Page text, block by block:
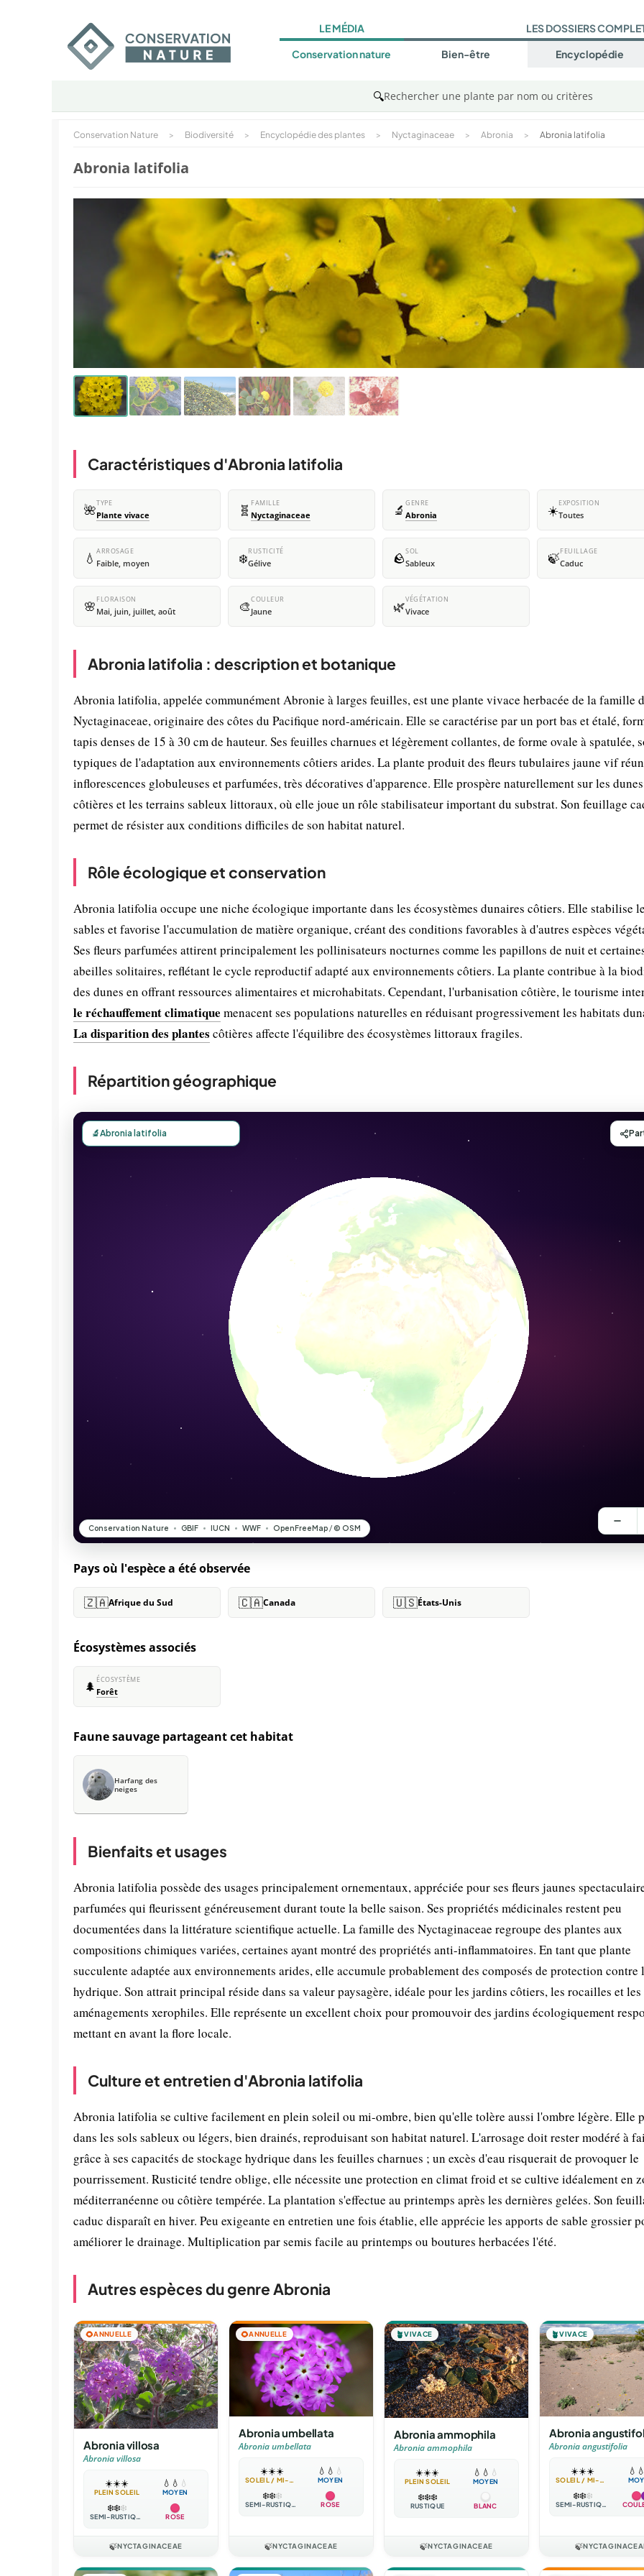
LE MÉDIA
Conservation nature
LES DOSSIERS
Bien-être Encyclopédie
🔍Rechercher une plante par nom ou critères
Conservation Nature > Biodiversité > Encyclopédie des plantes > Nyctaginaceae > Abronia > Abronia latifolia
Abronia latifolia
Caractéristiques d'Abronia latifolia
🌺TYPE
Plante vivace 🧬 FAMILLE
Nyctaginaceae 🔬 GENRE
Abronia ☀️EXPOSITION
Toutes
💧 ARROSAGE
Faible, moyen ❄️RUSTICITÉ
Gélive 🪨SOL
Sableux 🍃FEUILLAGE
Caduc
🌸 FLORAISON
Mai, juin, juillet, août 🎨COULEUR
Jaune 🌿VÉGÉTATION
Vivace
Abronia latifolia : description et botanique
Abronia latifolia, appelée communément Abronie à larges feuilles, est une plante vivace herbacée de la famille
Nyctaginaceae, originaire des côtes du Pacifique nord-américain. Elle se caractérise par un port bas et étalé,
tapis denses de 15 à 30 cm de hauteur. Ses feuilles charnues et légèrement collantes, de forme ovale à spatulée,
typiques de l'adaptation aux environnements côtiers arides. La plante produit des fleurs tubulaires jaune vif
inflorescences globuleuses et parfumées, très décoratives d'apparence. Elle prospère naturellement sur les dunes
côtières et les terrains sableux littoraux, où elle joue un rôle stabilisateur important du substrat. Son feuillage
permet de résister aux conditions difficiles de son habitat naturel.
Rôle écologique et conservation
Abronia latifolia occupe une niche écologique importante dans les écosystèmes dunaires côtiers. Elle stabilise
sables et favorise l'accumulation de matière organique, créant des conditions favorables à d'autres espèces
Ses fleurs parfumées attirent principalement les pollinisateurs nocturnes comme les papillons de nuit et
abeilles solitaires, reflétant le cycle reproductif adapté aux environnements côtiers. La plante contribue à la
des dunes en offrant ressources alimentaires et microhabitats. Cependant, l'urbanisation côtière, le tourisme
le réchauffement climatique menacent ses populations naturelles en réduisant progressivement les habitats
La disparition des plantes côtières affecte l'équilibre des écosystèmes littoraux fragiles.
Répartition géographique
Pays où l'espèce a été observée
🇿🇦Afrique du Sud 🇨🇦Canada 🇺🇸États-Unis
Écosystèmes associés
🌲 ÉCOSYSTÈME
Forêt
Faune sauvage partageant cet habitat
Harfang des
neiges
Bienfaits et usages
Abronia latifolia possède des usages principalement ornementaux, appréciée pour ses fleurs jaunes
parfumées qui fleurissent généreusement durant toute la belle saison. Ses propriétés médicinales restent peu
documentées dans la littérature scientifique actuelle. La famille des Nyctaginaceae regroupe des plantes aux
compositions chimiques variées, certaines ayant montré des propriétés anti-inflammatoires. En tant que plante
succulente adaptée aux environnements arides, elle accumule probablement des composés de protection contre
hydrique. Son attrait principal réside dans sa valeur paysagère, idéale pour les jardins côtiers, les rocailles et les
aménagements xerophiles. Elle représente un excellent choix pour promouvoir des jardins écologiquement
mettant en avant la flore locale.
Culture et entretien d'Abronia latifolia
Abronia latifolia se cultive facilement en plein soleil ou mi-ombre, bien qu'elle tolère aussi l'ombre légère. Elle
dans les sols sableux ou légers, bien drainés, reproduisant son habitat naturel. L'arrosage doit rester modéré à
grâce à ses capacités de stockage hydrique dans les feuilles charnues ; un excès d'eau risquerait de provoquer le
pourrissement. Rusticité tendre oblige, elle nécessite une protection en climat froid et se cultive idéalement en
méditerranéenne ou côtière tempérée. La plantation s'effectue au printemps après les dernières gelées. Son
caduc disparaît en hiver. Peu exigeante en entretien une fois établie, elle apprécie les apports de sable grossier
améliorer le drainage. Multiplication par semis facile au printemps ou boutures herbacées l'été.
Autres espèces du genre Abronia
🌻ANNUELLE
Abronia villosa
Abronia villosa
☀️☀️☀️
PLEIN SOLEIL
💧 💧 💧
MOYEN
❄️❄️❄️
SEMI-RUSTIQUE ROSE
🍃NYCTAGINACEAE
🌻ANNUELLE
Abronia umbellata
Abronia umbellata
☀️☀️☀️
SOLEIL / MI-OMBRE
💧 💧 💧
MOYEN
❄️❄️❄️
SEMI-RUSTIQUE ROSE
🍃NYCTAGINACEAE
🪴VIVACE
Abronia ammophila
Abronia ammophila
☀️☀️☀️
PLEIN SOLEIL
💧 💧 💧
MOYEN
❄️❄️❄️
RUSTIQUE BLANC
🍃NYCTAGINACEAE
🪴VIVACE
Abronia
Abronia angustifolia
☀️☀️☀️
SOLEIL / MI-OMBRE
💧
❄️❄️❄️
SEMI-RUSTIQUE
🍃